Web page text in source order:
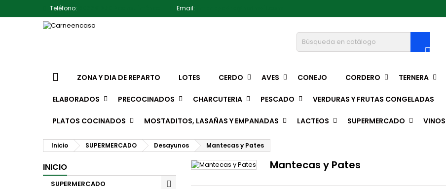
Teléfono: Email:

ZONA Y DIA DE REPARTO LOTES CERDO AVES CONEJO CORDERO TERNERA
ELABORADOS PRECOCINADOS CHARCUTERIA PESCADO VERDURAS Y FRUTAS CONGELADAS
PLATOS COCINADOS MOSTADITOS, LASAÑAS Y EMPANADAS LACTEOS SUPERMERCADO VINOS
Inicio SUPERMERCADO Desayunos Mantecas y Pates
INICIO
SUPERMERCADO
Mantecas y Pates